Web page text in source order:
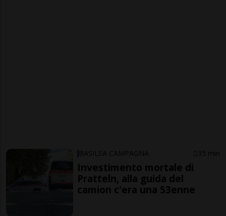
BASILEA CAMPAGNA 35 min
Investimento mortale di
Pratteln, alla guida del
camion c'era una 53enne